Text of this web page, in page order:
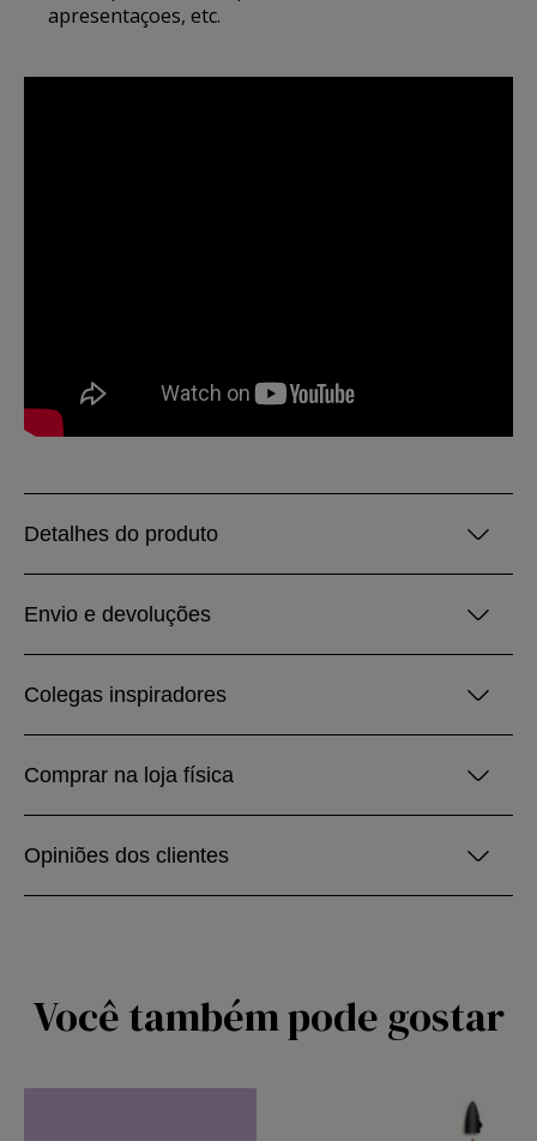
apresentaçoes, etc.
Detalhes do produto
Envio e devoluções
Colegas inspiradores
Comprar na loja física
Opiniões dos clientes
Você também pode gostar